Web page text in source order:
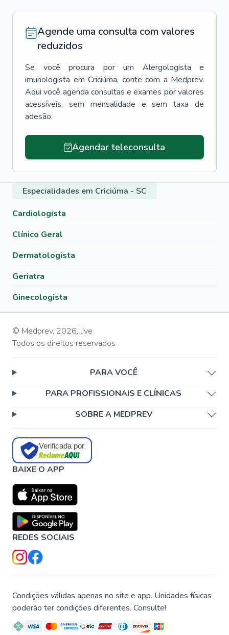
Agende uma consulta com valores
reduzidos
Se você procura por um
Alergologista e
imunologista em Criciúma, conte com a Medprev.
Aqui você agenda consultas e exames por valores
acessíveis, sem mensalidade e sem taxa de
adesão.
Agendar teleconsulta
Especialidades em Criciúma - SC
Cardiologista
Clínico Geral
Dermatologista
Geriatra
Ginecologista
© Medprev, 2026, live
Todos os direitos reservados
PARA VOCÊ
PARA PROFISSIONAIS E CLÍNICAS
SOBRE A MEDPREV
Verificada por
BAIXE O APP
REDES SOCIAIS
Condições válidas apenas no site e app. Unidades físicas
poderão ter condições diferentes. Consulte!